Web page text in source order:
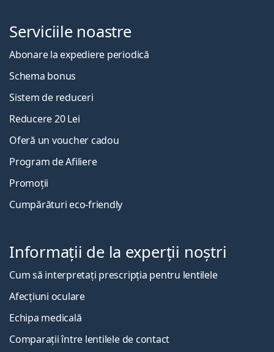
Serviciile noastre
Abonare la expediere periodică
Schema bonus
Sistem de reduceri
Reducere 20 Lei
Oferă un voucher cadou
Program de Afiliere
Promoții
Cumpărături eco-friendly
Informații de la experții noștri
Cum să interpretați prescripția pentru lentilele
Afecțiuni oculare
Echipa medicală
Comparații între lentilele de contact